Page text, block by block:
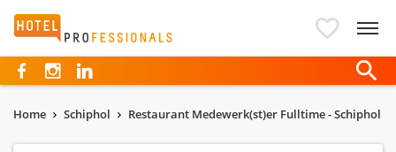
Hotelprofessionals
Home Schiphol Restaurant Medewerk(st)er Fulltime - Schiphol